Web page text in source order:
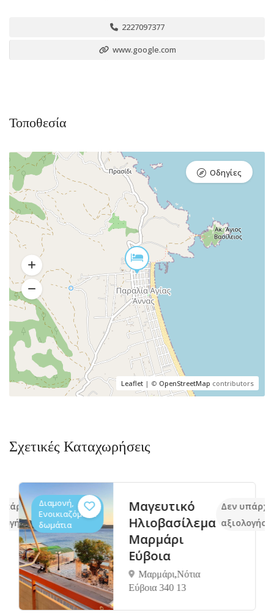
2227097377
www.google.com
Τοποθεσία
Leaflet | © OpenStreetMap contributors
Οδηγίες
Σχετικές Καταχωρήσεις
ακόμα
Διαμονή,
Ενοικιαζόμενα
δωμάτια
Μαγευτικό
Ηλιoβασίλεμα
Μαρμάρι
Εύβοια
Μαρμάρι,Νότια
Εύβοια 340 13
Δεν